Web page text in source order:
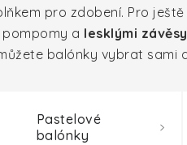
pro zdobení. Pro
pompomy a lesklými
balónky vybrat sami
Pastelové
balónky